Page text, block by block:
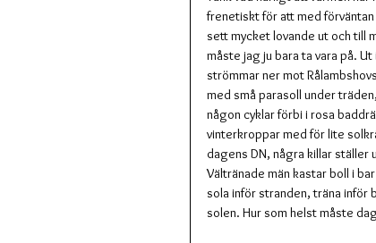
frenetiskt för att med
sett mycket lovande ut och till
måste jag ju bara ta vara på.
strömmar ner mot
med små parasoll under
någon cyklar förbi i rosa
vinterkroppar med för lite
dagens DN, några killar
Vältränade män kastar boll i
sola inför stranden, träna inför
solen. Hur som helst måste